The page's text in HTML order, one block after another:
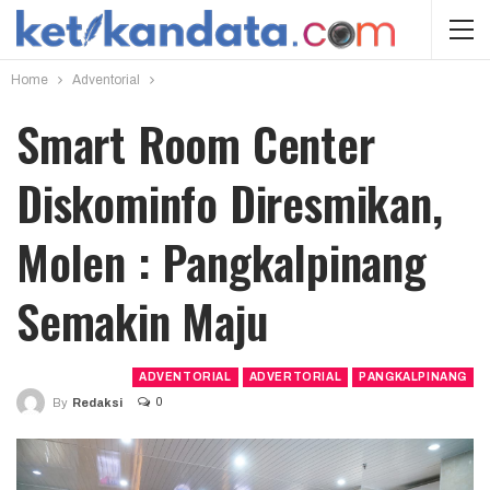
Home Adventorial
Smart Room Center
Diskominfo Diresmikan,
Molen : Pangkalpinang
Semakin Maju
ADVENTORIAL ADVERTORIAL PANGKALPINANG
By Redaksi 0